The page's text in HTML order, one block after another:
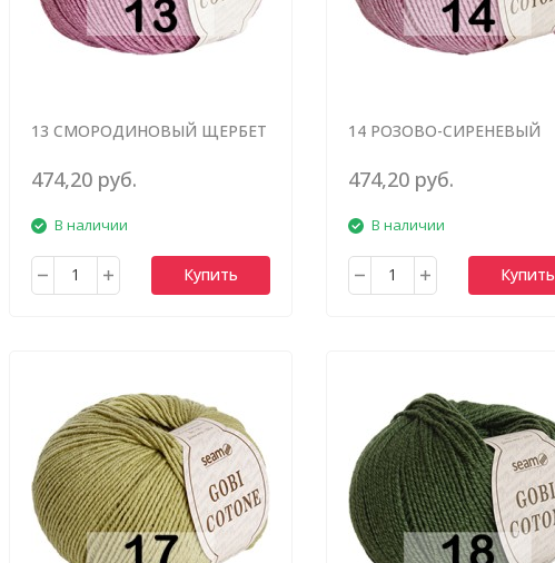
13 СМОРОДИНОВЫЙ ЩЕРБЕТ
474,20 руб.
В наличии
Купить
14 РОЗОВО-СИРЕНЕВЫЙ
474,20 руб.
В наличии
Купить